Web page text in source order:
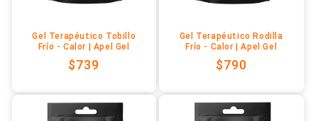
Gel Terapéutico Tobillo
Frío - Calor | Apel Gel
Precio
$739
Gel Terapéutico Rodilla
Frío - Calor | Apel Gel
Precio
$790